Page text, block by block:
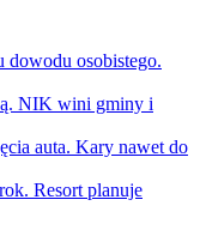
dowodu osobistego.
NIK wini gminy i
auta. Kary nawet do
Resort planuje